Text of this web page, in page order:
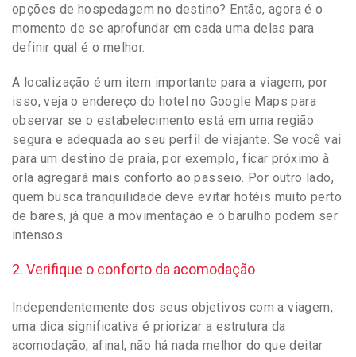
opções de hospedagem no destino? Então, agora é o
momento de se aprofundar em cada uma delas para
definir qual é o melhor.
A localização é um item importante para a viagem, por
isso, veja o endereço do hotel no Google Maps para
observar se o estabelecimento está em uma região
segura e adequada ao seu perfil de viajante. Se você vai
para um destino de praia, por exemplo, ficar próximo à
orla agregará mais conforto ao passeio. Por outro lado,
quem busca tranquilidade deve evitar hotéis muito perto
de bares, já que a movimentação e o barulho podem ser
intensos.
2. Verifique o conforto da acomodação
Independentemente dos seus objetivos com a viagem,
uma dica significativa é priorizar a estrutura da
acomodação, afinal, não há nada melhor do que deitar